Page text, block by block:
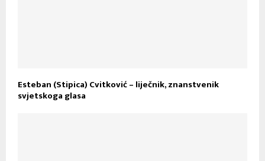
Esteban (Stipica) Cvitković – liječnik, znanstvenik
svjetskoga glasa